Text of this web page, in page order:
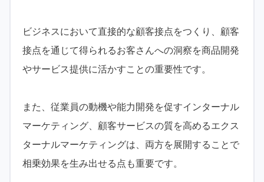
ビジネスにおいて直接的な顧客接点をつくり、顧客
接点を通じて得られるお客さんへの洞察を商品開発
やサービス提供に活かすことの重要性です。
また、従業員の動機や能力開発を促すインターナル
マーケティング、顧客サービスの質を高めるエクス
ターナルマーケティングは、両方を展開することで
相乗効果を生み出せる点も重要です。